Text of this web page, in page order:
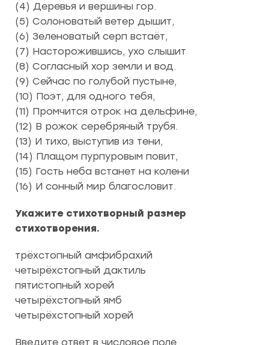
(4) Деревья и вершины гор.
(5) Солоноватый ветер дышит,
(6) Зеленоватый серп встаёт,
(7) Насторожившись, ухо слышит
(8) Согласный хор земли и вод.
(9) Сейчас по голубой пустыне,
(10) Поэт, для одного тебя,
(11) Промчится отрок на дельфине,
(12) В рожок серебряный трубя.
(13) И тихо, выступив из тени,
(14) Плащом пурпуровым повит,
(15) Гость неба встанет на колени
(16) И сонный мир благословит.
Укажите стихотворный размер
стихотворения.
трёхстопный амфибрахий
четырёхстопный дактиль
пятистопный хорей
четырёхстопный ямб
четырёхстопный хорей
Введите ответ в числовое поле